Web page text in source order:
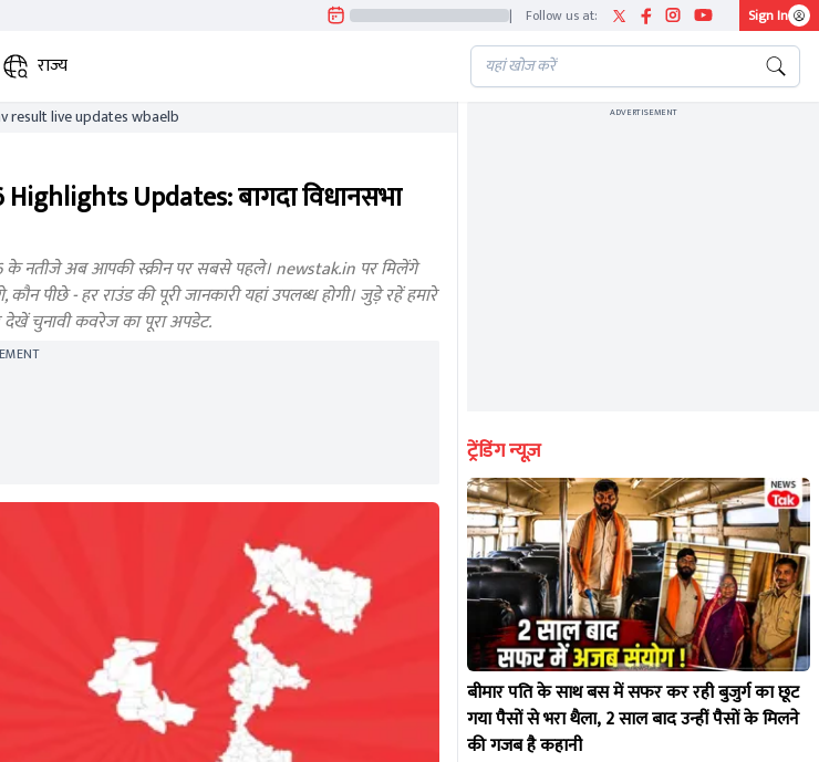
| Follow us at: Sign In
राज्य
bagda west bengal vidhan sabha chunav result live updates wbaelb
Updates: बागदा विधानसभा
के नतीजे अब आपकी स्क्रीन पर सबसे पहले। newstak.in पर मिलेंगे
पीछे - हर राउंड की पूरी जानकारी यहां उपलब्ध होगी। जुड़े रहें हमारे
चुनावी कवरेज का पूरा अपडेट.
ADVERTISEMENT
ट्रेंडिंग न्यूज़
बीमार पति के साथ बस में सफर कर रही बुजुर्ग का छूट
गया पैसों से भरा थैला, 2 साल बाद उन्हीं पैसों के मिलने
की गजब है कहानी